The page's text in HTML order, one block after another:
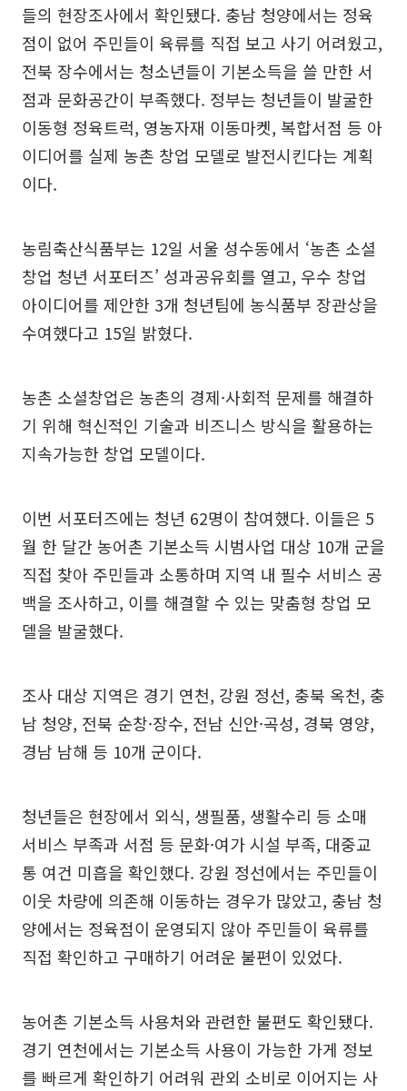
들의 현장조사에서 확인됐다. 충남 청양에서는 정육
점이 없어 주민들이 육류를 직접 보고 사기 어려웠고,
전북 장수에서는 청소년들이 기본소득을 쓸 만한 서
점과 문화공간이 부족했다. 정부는 청년들이 발굴한
이동형 정육트럭, 영농자재 이동마켓, 복합서점 등 아
이디어를 실제 농촌 창업 모델로 발전시킨다는 계획
이다.
농림축산식품부는 12일 서울 성수동에서 ‘농촌 소셜
창업 청년 서포터즈’ 성과공유회를 열고, 우수 창업
아이디어를 제안한 3개 청년팀에 농식품부 장관상을
수여했다고 15일 밝혔다.
농촌 소셜창업은 농촌의 경제·사회적 문제를 해결하
기 위해 혁신적인 기술과 비즈니스 방식을 활용하는
지속가능한 창업 모델이다.
이번 서포터즈에는 청년 62명이 참여했다. 이들은 5
월 한 달간 농어촌 기본소득 시범사업 대상 10개 군을
직접 찾아 주민들과 소통하며 지역 내 필수 서비스 공
백을 조사하고, 이를 해결할 수 있는 맞춤형 창업 모
델을 발굴했다.
조사 대상 지역은 경기 연천, 강원 정선, 충북 옥천, 충
남 청양, 전북 순창·장수, 전남 신안·곡성, 경북 영양,
경남 남해 등 10개 군이다.
청년들은 현장에서 외식, 생필품, 생활수리 등 소매
서비스 부족과 서점 등 문화·여가 시설 부족, 대중교
통 여건 미흡을 확인했다. 강원 정선에서는 주민들이
이웃 차량에 의존해 이동하는 경우가 많았고, 충남 청
양에서는 정육점이 운영되지 않아 주민들이 육류를
직접 확인하고 구매하기 어려운 불편이 있었다.
농어촌 기본소득 사용처와 관련한 불편도 확인됐다.
경기 연천에서는 기본소득 사용이 가능한 가게 정보
를 빠르게 확인하기 어려워 관외 소비로 이어지는 사